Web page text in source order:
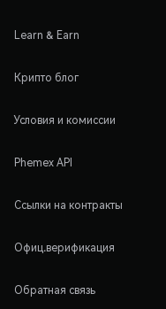
Learn & Earn
Крипто блог
Условия и комиссии
Phemex API
Ссылки на контракты
Офиц.верификация
Обратная связь